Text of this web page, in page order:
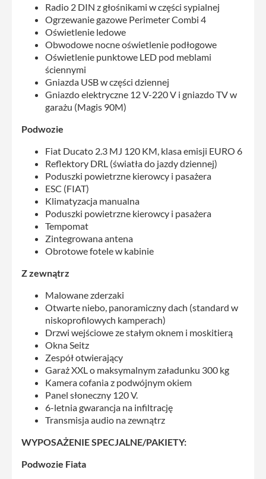
Radio 2 DIN z głośnikami w części sypialnej
Ogrzewanie gazowe Perimeter Combi 4
Oświetlenie ledowe
Obwodowe nocne oświetlenie podłogowe
Oświetlenie punktowe LED pod meblami
ściennymi
Gniazda USB w części dziennej
Gniazdo elektryczne 12 V-220 V i gniazdo TV w
garażu (Magis 90M)
Podwozie
Fiat Ducato 2.3 MJ 120 KM, klasa emisji EURO 6
Reflektory DRL (światła do jazdy dziennej)
Poduszki powietrzne kierowcy i pasażera
ESC (FIAT)
Klimatyzacja manualna
Poduszki powietrzne kierowcy i pasażera
Tempomat
Zintegrowana antena
Obrotowe fotele w kabinie
Z zewnątrz
Malowane zderzaki
Otwarte niebo, panoramiczny dach (standard w
niskoprofilowych kamperach)
Drzwi wejściowe ze stałym oknem i moskitierą
Okna Seitz
Zespół otwierający
Garaż XXL o maksymalnym załadunku 300 kg
Kamera cofania z podwójnym okiem
Panel słoneczny 120 V.
6-letnia gwarancja na infiltrację
Transmisja audio na zewnątrz
WYPOSAŻENIE SPECJALNE/PAKIETY:
Podwozie Fiata